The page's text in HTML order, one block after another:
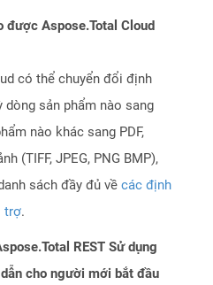
được Aspose.Total Cloud
có thể chuyển đổi định
dòng sản phẩm nào sang
nào khác sang PDF,
(TIFF, JPEG, PNG BMP),
sách đầy đủ về các định
trợ.
REST Sử dụng
cho người mới bắt đầu